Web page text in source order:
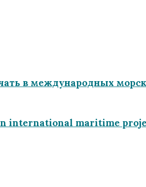
в международных
international maritime